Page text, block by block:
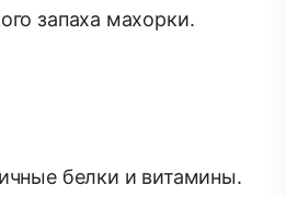
запаха махорки.
белки и витамины.